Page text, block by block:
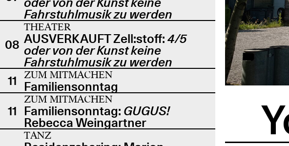
Fahrstuhlmusik zu werden
08
THEATER
AUSVERKAUFT Zell:stoff: 4/5
oder von der Kunst keine
Fahrstuhlmusik zu werden
11
ZUM MITMACHEN
Familiensonntag
11
ZUM MITMACHEN
Familiensonntag: GUGUS!
Rebecca Weingartner
TANZ